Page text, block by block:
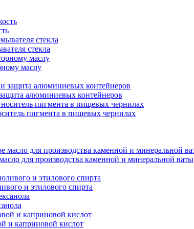
стекла
маслу
алюминиевых контейнеров
пигмента в пищевых чернилах
для производства каменной и минеральной ваты
и этилового спирта
и каприновой кислот